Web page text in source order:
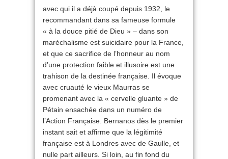
avec qui il a déjà coupé depuis 1932, le
recommandant dans sa fameuse formule
« à la douce pitié de Dieu » – dans son
maréchalisme est suicidaire pour la France,
et que ce sacrifice de l’honneur au nom
d’une protection faible et illusoire est une
trahison de la destinée française. Il évoque
avec cruauté le vieux Maurras se
promenant avec la « cervelle gluante » de
Pétain ensachée dans un numéro de
l’Action Française. Bernanos dès le premier
instant sait et affirme que la légitimité
française est à Londres avec de Gaulle, et
nulle part ailleurs. Si loin, au fin fond du